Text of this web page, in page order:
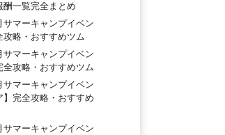
酬一覧完全まとめ
サマーキャンプイベン
攻略・おすすめツム
サマーキャンプイベン
全攻略・おすすめツム
サマーキャンプイベン
】完全攻略・おすすめ
サマーキャンプイベン